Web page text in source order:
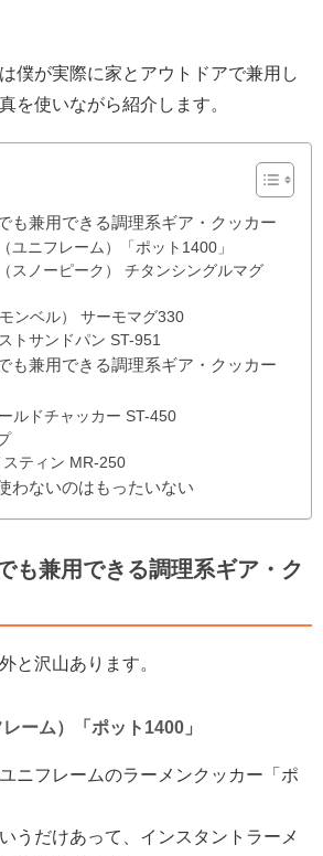
僕が実際に家とアウトドアで兼用し
を使いながら紹介します。
も兼用できる調理系ギア・クッカー
ユニフレーム）「ポット1400」
スノーピーク） チタンシングルマグ
ンベル） サーモマグ330
トサンドパン ST-951
も兼用できる調理系ギア・クッカー
ルドチャッカー ST-450
ティン MR-250
わないのはもったいない
も兼用できる調理系ギア・ク
と沢山あります。
ーム）「ポット1400」
ニフレームのラーメンクッカー「ポ
うだけあって、インスタントラーメ